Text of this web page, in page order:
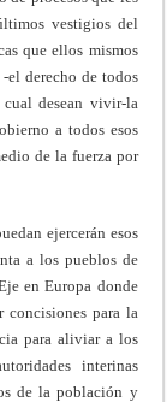
vestigios del
que ellos mismos
derecho de todos
desean vivir-la
a todos esos
de la fuerza por
ejercerán esos
a los pueblos de
en Europa donde
concisiones para la
para aliviar a los
interinas
de la población y